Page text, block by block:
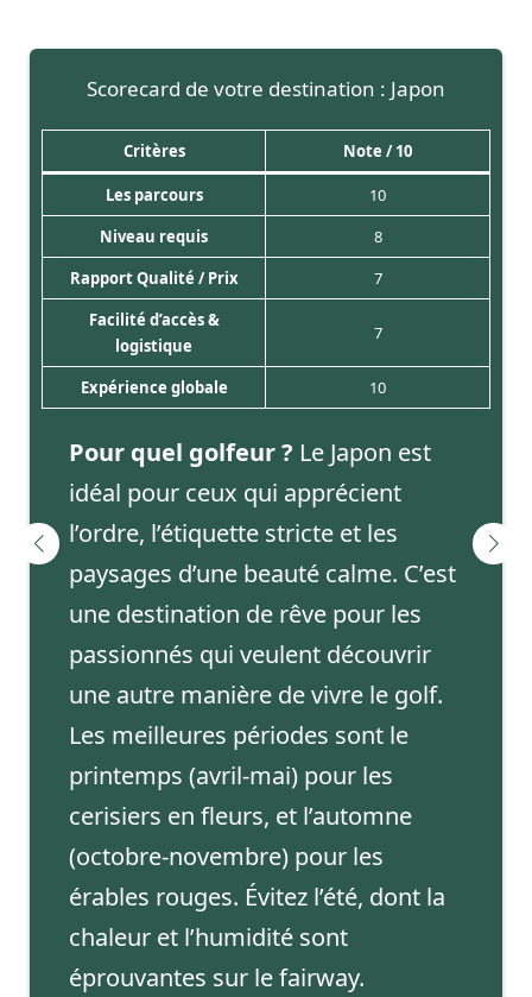
Scorecard de votre destination : Japon
Critères Note / 10
Les parcours
10
Niveau requis
8
Rapport Qualité / Prix
7
Facilité d’accès &
logistique
7
Expérience globale 10
Pour quel golfeur ? Le Japon est
idéal pour ceux qui apprécient
l’ordre, l’étiquette stricte et les
paysages d’une beauté calme. C’est
une destination de rêve pour les
passionnés qui veulent découvrir
une autre manière de vivre le golf.
Les meilleures périodes sont le
printemps (avril-mai) pour les
cerisiers en fleurs, et l’automne
(octobre-novembre) pour les
érables rouges. Évitez l’été, dont la
chaleur et l’humidité sont
éprouvantes sur le fairway.